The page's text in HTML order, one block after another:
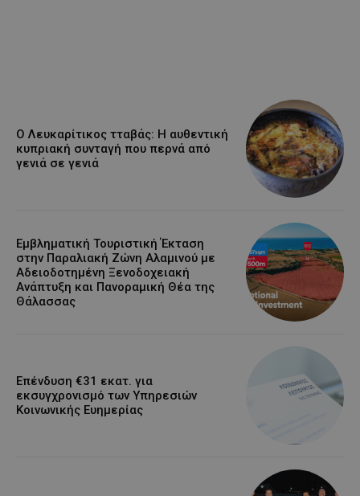
Ο Λευκαρίτικος τταβάς: Η αυθεντική
κυπριακή συνταγή που περνά από
γενιά σε γενιά
Εμβληματική Τουριστική Έκταση
στην Παραλιακή Ζώνη Αλαμινού με
Αδειοδοτημένη Ξενοδοχειακή
Ανάπτυξη και Πανοραμική Θέα της
Θάλασσας
Επένδυση €31 εκατ. για
εκσυγχρονισμό των Υπηρεσιών
Κοινωνικής Ευημερίας